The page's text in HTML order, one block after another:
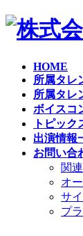
コ
ナ
HOME
所属タレ
所属タレ
ボイスコ
トピック
出演情報
お問い合
関
オ
サ
プ